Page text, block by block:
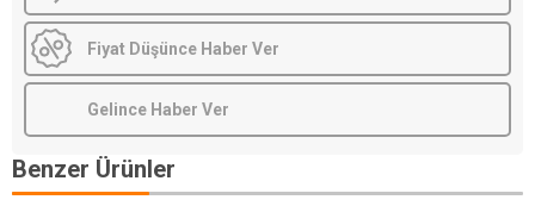
Fiyat Düşünce Haber Ver
Gelince Haber Ver
Benzer Ürünler